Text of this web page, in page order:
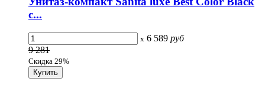
с...
x 6 589 руб
9 281
Скидка 29%